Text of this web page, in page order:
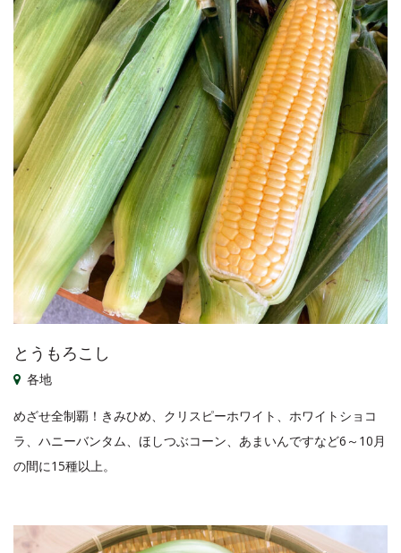
とうもろこし
各地
めざせ全制覇！きみひめ、クリスピーホワイト、ホワイトショコ
ラ、ハニーバンタム、ほしつぶコーン、あまいんですなど6～10月
の間に15種以上。